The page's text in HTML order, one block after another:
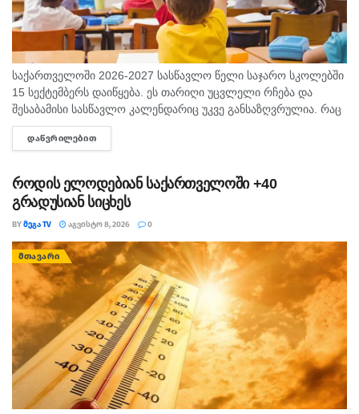
საქართველოში 2026-2027 სასწავლო წელი საჯარო სკოლებში
15 სექტემბერს დაიწყება. ეს თარიღი უცვლელი რჩება და
შესაბამისი სასწავლო კალენდარიც უკვე განსაზღვრულია. რაც
შეეხება საბავშვო ბაღებს, სასწავლო-სააღმზრდელო პროცესი
ასევე 15 სექტემბრიდან განახლდება. თბილისის...
ᲓᲐᲬᲕᲠᲘᲚᲔᲑᲘᲗ
როდის ელოდებიან საქართველოში +40
გრადუსიან სიცხეს
BYᲛᲔᲒᲐ TV ᲐᲒᲕᲘᲡᲢᲝ 8, 2026 0
ᲛᲗᲐᲕᲐᲠᲘ